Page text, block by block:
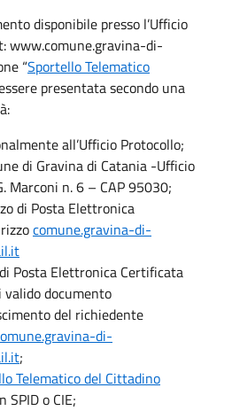
disponibile presso l’Ufficio
www.comune.gravina-di-
“Sportello Telematico
presentata secondo una
all’Ufficio Protocollo;
di Gravina di Catania -Ufficio
Marconi n. 6 – CAP 95030;
di Posta Elettronica
comune.gravina-di-
Posta Elettronica Certificata
valido documento
del richiedente
di-
;
Telematico del Cittadino
SPID o CIE;